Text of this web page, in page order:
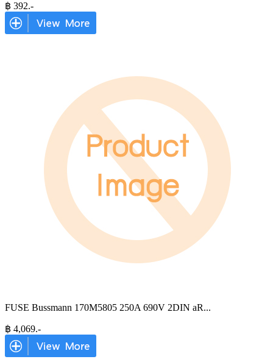
฿ 392.-
FUSE Bussmann 170M5805 250A 690V 2DIN aR...
฿ 4,069.-